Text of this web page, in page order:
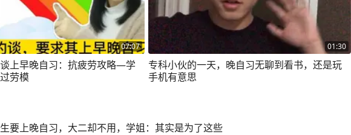
07:07
上早晚自习：抗疲劳攻略—学
劳模
01:30
专科小伙的一天，晚自习无聊到看书，还是玩
手机有意思
要上晚自习，大二却不用，学姐：其实是为了这些